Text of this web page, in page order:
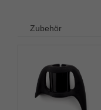
Zubehör